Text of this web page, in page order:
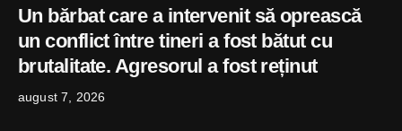
Un bărbat care a intervenit să oprească
un conflict între tineri a fost bătut cu
brutalitate. Agresorul a fost reținut
august 7, 2026